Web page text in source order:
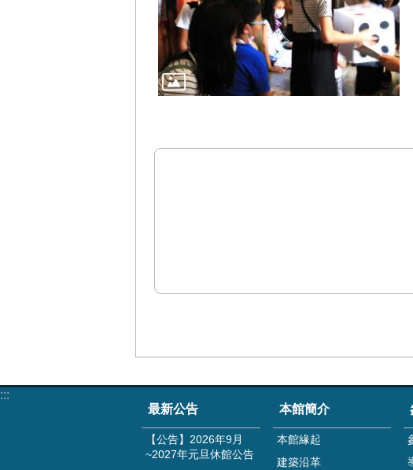
:::
最新公告
【公告】2026年9月
~2027年元旦休館公告
本館簡介
本館緣起
建築沿革